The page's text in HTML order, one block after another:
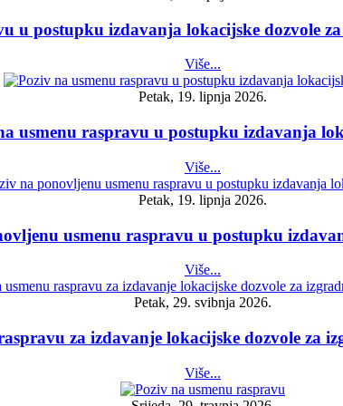
u postupku izdavanja lokacijske dozvole
Više...
Petak, 19. lipnja 2026.
usmenu raspravu u postupku izdavanja
Više...
Petak, 19. lipnja 2026.
usmenu raspravu u postupku
Više...
Petak, 29. svibnja 2026.
za izdavanje lokacijske dozvole za
Više...